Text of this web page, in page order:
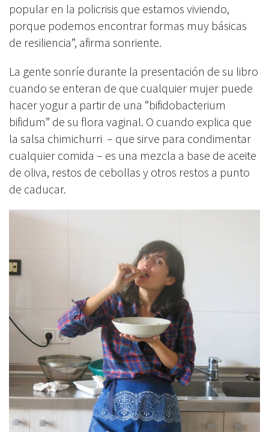
popular en la policrisis que estamos viviendo,
porque podemos encontrar formas muy básicas
de resiliencia”, afirma sonriente.
La gente sonríe durante la presentación de su libro
cuando se enteran de que cualquier mujer puede
hacer yogur a partir de una “bifidobacterium
bifidum” de su flora vaginal. O cuando explica que
la salsa chimichurri – que sirve para condimentar
cualquier comida – es una mezcla a base de aceite
de oliva, restos de cebollas y otros restos a punto
de caducar.